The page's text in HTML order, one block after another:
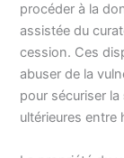
procéder à la
assistée du
cession. Ces
abuser de la
pour sécuriser la
ultérieures entre